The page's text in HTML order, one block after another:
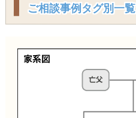
ご相談事例タグ別一覧